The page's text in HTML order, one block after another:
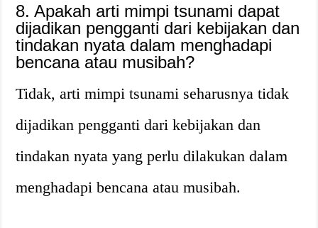
8. Apakah arti mimpi tsunami dapat
dijadikan pengganti dari kebijakan dan
tindakan nyata dalam menghadapi
bencana atau musibah?
Tidak, arti mimpi tsunami seharusnya tidak
dijadikan pengganti dari kebijakan dan
tindakan nyata yang perlu dilakukan dalam
menghadapi bencana atau musibah.